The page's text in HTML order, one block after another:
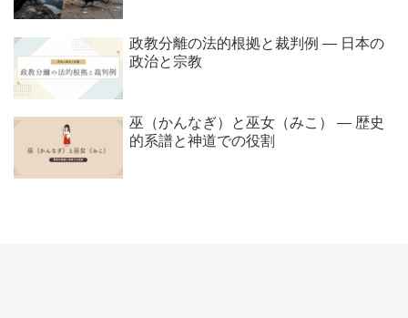
政教分離の法的根拠と裁判例 ― 日本の
政治と宗教
巫（かんなぎ）と巫女（みこ） ― 歴史
的系譜と神道での役割